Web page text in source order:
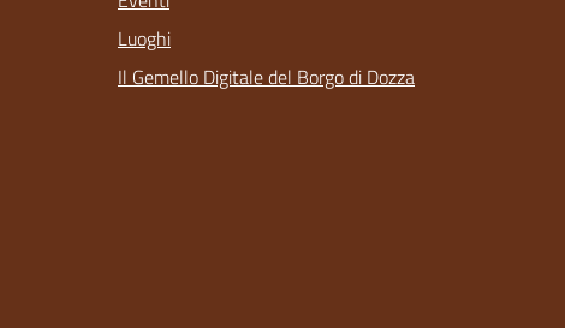
Luoghi
Il Gemello Digitale del Borgo di Dozza